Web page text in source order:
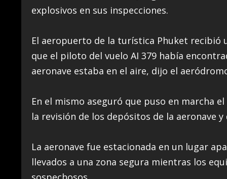
explosivos en sus inspecciones.
El aeropuerto de la turística Phuket recibió
que el piloto del vuelo AI 379 había
aeronave estaba en el aire, dijo el
En el mismo aseguró que puso en marcha
la revisión de los depósitos de la aeronave
La aeronave fue estacionada en un lugar
llevados a una zona segura mientras los